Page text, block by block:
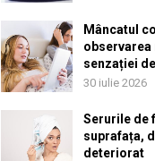
Mâncatul
senzației
30 iulie 2026
Serurile de
suprafața,
deteriorat